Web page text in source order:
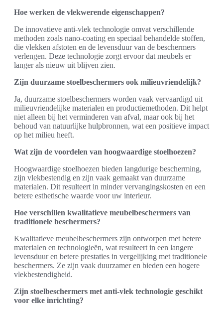
Hoe werken de vlekwerende eigenschappen?
De innovatieve anti-vlek technologie omvat verschillende
methoden zoals nano-coating en speciaal behandelde stoffen,
die vlekken afstoten en de levensduur van de beschermers
verlengen. Deze technologie zorgt ervoor dat meubels er
langer als nieuw uit blijven zien.
Zijn duurzame stoelbeschermers ook milieuvriendelijk?
Ja, duurzame stoelbeschermers worden vaak vervaardigd uit
milieuvriendelijke materialen en productiemethoden. Dit helpt
niet alleen bij het verminderen van afval, maar ook bij het
behoud van natuurlijke hulpbronnen, wat een positieve impact
op het milieu heeft.
Wat zijn de voordelen van hoogwaardige stoelhoezen?
Hoogwaardige stoelhoezen bieden langdurige bescherming,
zijn vlekbestendig en zijn vaak gemaakt van duurzame
materialen. Dit resulteert in minder vervangingskosten en een
betere esthetische waarde voor uw interieur.
Hoe verschillen kwalitatieve meubelbeschermers van
traditionele beschermers?
Kwalitatieve meubelbeschermers zijn ontworpen met betere
materialen en technologieën, wat resulteert in een langere
levensduur en betere prestaties in vergelijking met traditionele
beschermers. Ze zijn vaak duurzamer en bieden een hogere
vlekbestendigheid.
Zijn stoelbeschermers met anti-vlek technologie geschikt
voor elke inrichting?